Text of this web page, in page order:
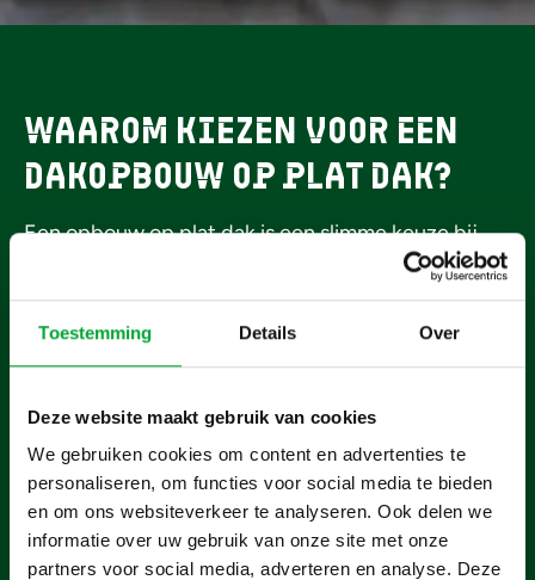
Toestemming Details Over
Deze website maakt gebruik van cookies
We gebruiken cookies om content en advertenties te
personaliseren, om functies voor social media te bieden
en om ons websiteverkeer te analyseren. Ook delen we
informatie over uw gebruik van onze site met onze
partners voor social media, adverteren en analyse. Deze
Waarom kiezen voor een
dakopbouw op plat dak?
Een opbouw op plat dak is een slimme keuze bij
gezinsuitbreiding of de behoefte aan een extra
thuiswerkplek. In plaats van verhuizen verhoog je
je platte dak en creëer je een volwaardige extra
verdieping. Je bespaart op hoge verhuis, en
ruimte, meer comfort en een goed geïsoleerde
woning.
Snelle montage met minimale overlast
Op maat ontworpen, passend bij jouw woning